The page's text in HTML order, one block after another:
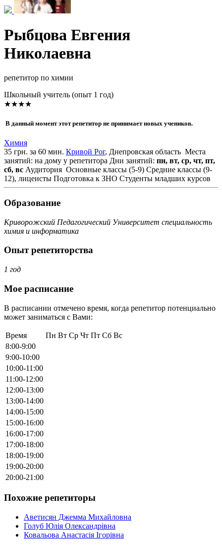
Рыбцова Евгения
Николаевна
репетитор по химии
Школьный учитель (опыт 1 год)
★★★★
В данный момент этот репетитор не принимает новых учеников.
Химия
35 грн. за 60 мин. Кривой Рог, Днепровская область Места
занятий: на дому у репетитора Дни занятий: пн, вт, ср, чт, пт,
сб, вс Аудитория Основные классы (5-9) Средние классы (9-
12), лицеисты Подготовка к ЗНО Студенты младших курсов
Образование
Криворожский Педагогический Университет специальность
химия и информатика
Опыт репетиторства
1 год
Мое расписание
В расписании отмечено время, когда репетитор потенциально
может заниматься с Вами:
Время Пн Вт Ср Чт Пт Сб Вс
8:00-9:00
9:00-10:00
10:00-11:00
11:00-12:00
12:00-13:00
13:00-14:00
14:00-15:00
15:00-16:00
16:00-17:00
17:00-18:00
18:00-19:00
19:00-20:00
20:00-21:00
Похожие репетиторы
Аветисян Джемма Михайловна
Голуб Юлія Олександрівна
Ковальова Анастасія Ігорівна